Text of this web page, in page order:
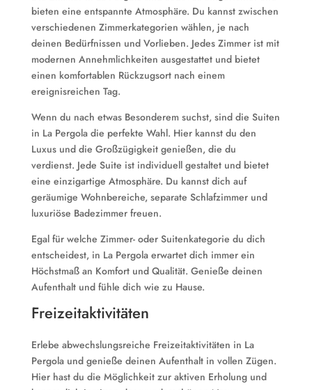
bieten eine entspannte Atmosphäre. Du kannst zwischen
verschiedenen Zimmerkategorien wählen, je nach
deinen Bedürfnissen und Vorlieben. Jedes Zimmer ist mit
modernen Annehmlichkeiten ausgestattet und bietet
einen komfortablen Rückzugsort nach einem
ereignisreichen Tag.
Wenn du nach etwas Besonderem suchst, sind die Suiten
in La Pergola die perfekte Wahl. Hier kannst du den
Luxus und die Großzügigkeit genießen, die du
verdienst. Jede Suite ist individuell gestaltet und bietet
eine einzigartige Atmosphäre. Du kannst dich auf
geräumige Wohnbereiche, separate Schlafzimmer und
luxuriöse Badezimmer freuen.
Egal für welche Zimmer- oder Suitenkategorie du dich
entscheidest, in La Pergola erwartet dich immer ein
Höchstmaß an Komfort und Qualität. Genieße deinen
Aufenthalt und fühle dich wie zu Hause.
Freizeitaktivitäten
Erlebe abwechslungsreiche Freizeitaktivitäten in La
Pergola und genieße deinen Aufenthalt in vollen Zügen.
Hier hast du die Möglichkeit zur aktiven Erholung und